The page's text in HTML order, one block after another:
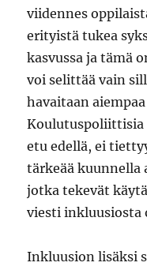
viidennes
erityistä tukea
kasvussa ja tämä
voi selittää vain
havaitaan
Koulutuspoliittisia
etu edellä, ei
tärkeää kuunnella
jotka tekevät
viesti inkluusiosta
Inkluusion lisäksi